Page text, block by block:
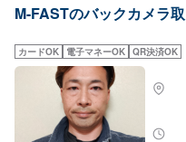
M-FASTのバックカメラ
カードOK 電子マネーOK QR決済OK